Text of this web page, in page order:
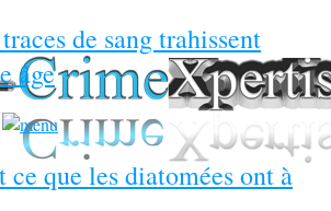
de sang trahissent
âge
ce que les diatomées ont à